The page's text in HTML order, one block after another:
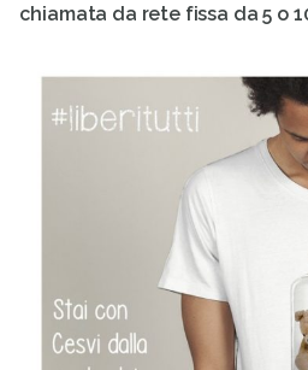
chiamata da rete fissa da 5 o